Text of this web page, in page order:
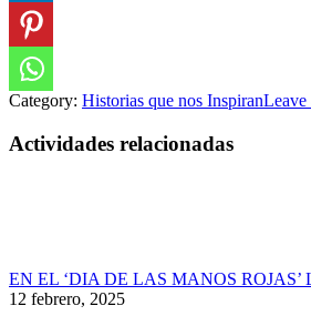
Category: Historias que nos InspiranLeave
Actividades relacionadas
EN EL ‘DIA DE LAS MANOS
12 febrero, 2025